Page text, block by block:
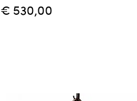
€ 530,00